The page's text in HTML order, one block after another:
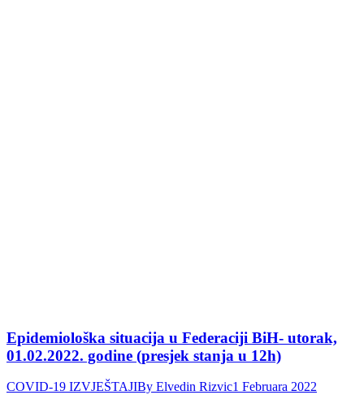
Epidemiološka situacija u Federaciji BiH- utorak,
01.02.2022. godine (presjek stanja u 12h)
COVID-19 IZVJEŠTAJIBy Elvedin Rizvic1 Februara 2022